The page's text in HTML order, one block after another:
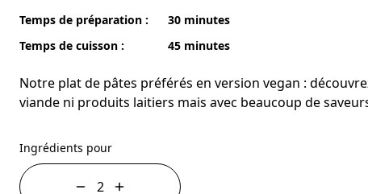
Temps de préparation :
Temps de cuisson :
30 minutes
45 minutes
Notre plat de pâtes préférés en version vegan :
viande ni produits laitiers mais avec beaucoup de
Ingrédients pour